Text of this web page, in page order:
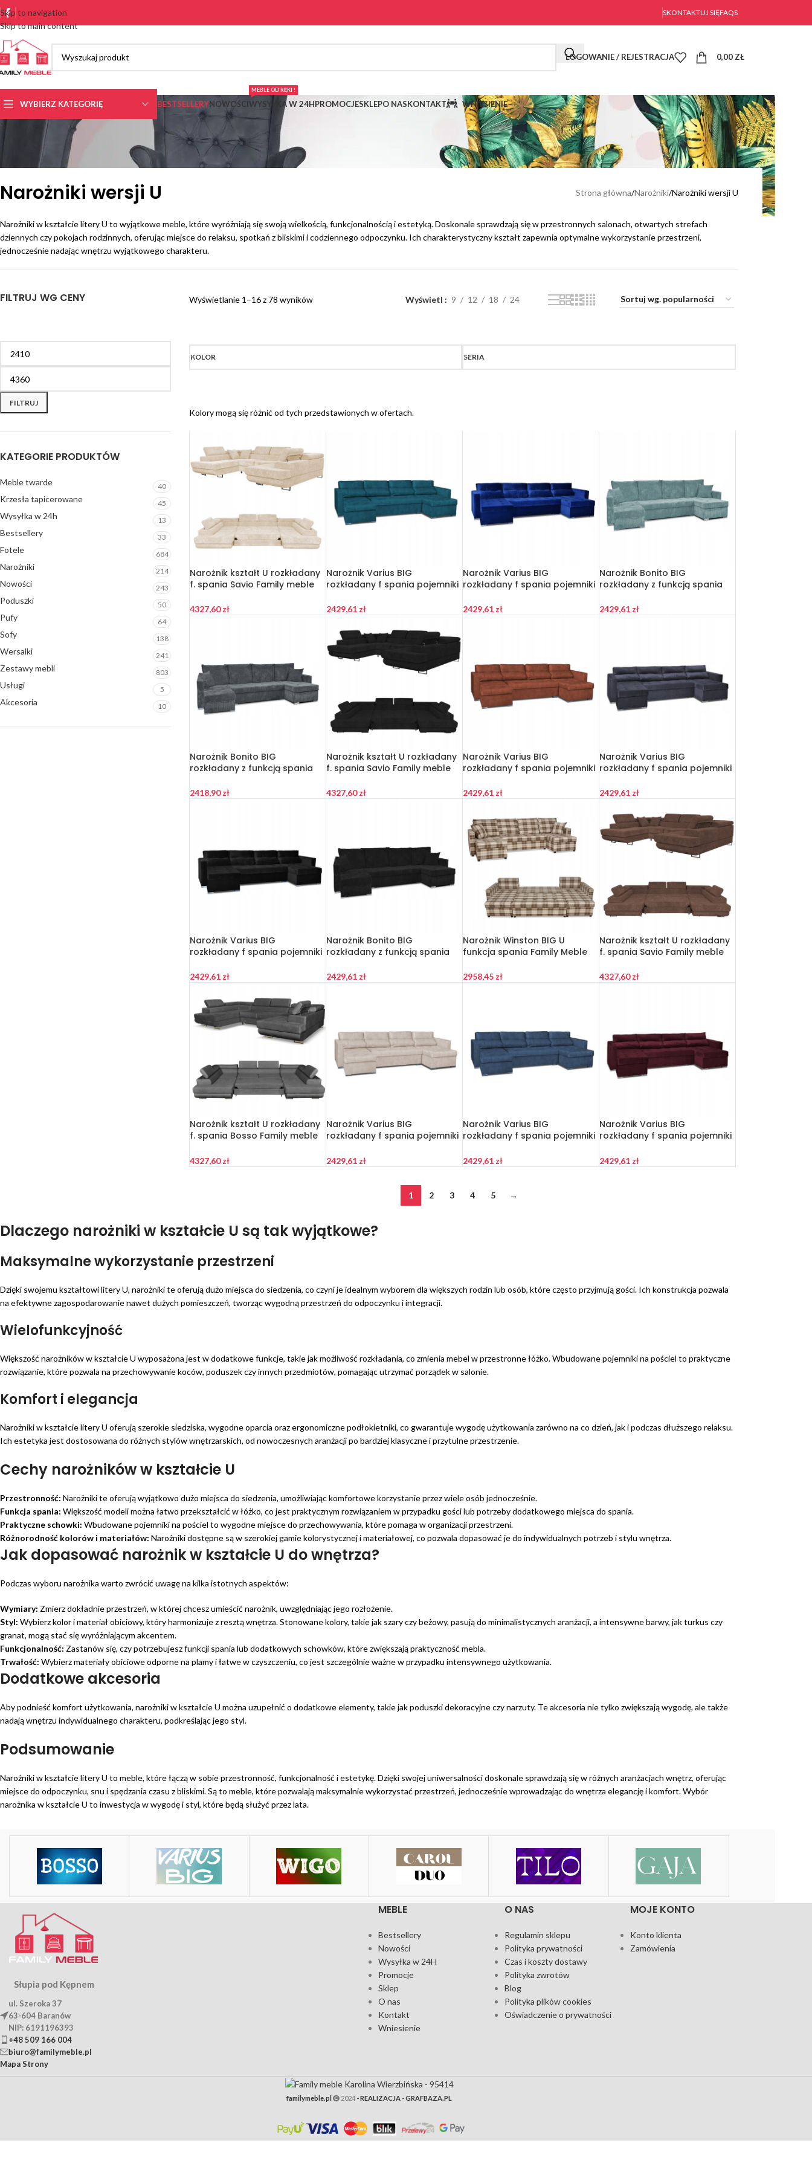
Skip to navigation
Skip to main content
SKONTAKTUJ SIĘFAQS
LOGOWANIE / REJESTRACJA 0,00 ZŁ
WYBIERZ KATEGORIĘ BESTSELLERYNOWOŚCIWYSYŁKA W 24H
MEBLE OD RĘKI !
PROMOCJESKLEPO NASKONTAKT WNIESIENIE
Narożniki wersji U Strona główna Narożniki Narożniki wersji U
Narożniki w kształcie litery U to wyjątkowe meble, które wyróżniają się swoją wielkością, funkcjonalnością i estetyką. Doskonale sprawdzają się w przestronnych salonach, otwartych strefach
dziennych czy pokojach rodzinnych, oferując miejsce do relaksu, spotkań z bliskimi i codziennego odpoczynku. Ich charakterystyczny kształt zapewnia optymalne wykorzystanie przestrzeni,
jednocześnie nadając wnętrzu wyjątkowego charakteru.
FILTRUJ WG CENY
FILTRUJ
KATEGORIE PRODUKTÓW
Meble twarde 40
Krzesła tapicerowane 45
Wysyłka w 24h 13
Bestsellery 33
Fotele 684
Narożniki 214
Nowości 243
Poduszki 50
Pufy 64
Sofy 138
Wersalki 241
Zestawy mebli 803
Usługi 5
Akcesoria 10
Wyświetlanie 1–16 z 78 wyników Wyświetl 9 12 18 24
KOLOR SERIA
Kolory mogą się różnić od tych przedstawionych w ofertach.
Narożnik kształt U rozkładany
f. spania Savio Family meble
4327,60zł
Narożnik Varius BIG
rozkładany f spania pojemniki
2429,61 zł
Narożnik Varius BIG
rozkładany f spania pojemniki
2429,61 zł
Narożnik Bonito BIG
rozkładany z funkcją spania
2429,61 zł
Narożnik Bonito BIG
rozkładany z funkcją spania
2418,90zł
Narożnik kształt U rozkładany
f. spania Savio Family meble
4327,60zł
Narożnik Varius BIG
rozkładany f spania pojemniki
2429,61 zł
Narożnik Varius BIG
rozkładany f spania pojemniki
2429,61 zł
Narożnik Varius BIG
rozkładany f spania pojemniki
2429,61 zł
Narożnik Bonito BIG
rozkładany z funkcją spania
2429,61 zł
Narożnik Winston BIG U
funkcja spania Family Meble
2958,45 zł
Narożnik kształt U rozkładany
f. spania Savio Family meble
4327,60zł
Narożnik kształt U rozkładany
f. spania Bosso Family meble
4327,60zł
Narożnik Varius BIG
rozkładany f spania pojemniki
2429,61 zł
Narożnik Varius BIG
rozkładany f spania pojemniki
2429,61 zł
Narożnik Varius BIG
rozkładany f spania pojemniki
2429,61 zł
1 2 3 4 5 →
Dlaczego narożniki w kształcie U są tak wyjątkowe?
Maksymalne wykorzystanie przestrzeni
Dzięki swojemu kształtowi litery U, narożniki te oferują dużo miejsca do siedzenia, co czyni je idealnym wyborem dla większych rodzin lub osób, które często przyjmują gości. Ich konstrukcja pozwala
na efektywne zagospodarowanie nawet dużych pomieszczeń, tworząc wygodną przestrzeń do odpoczynku i integracji.
Wielofunkcyjność
Większość narożników w kształcie U wyposażona jest w dodatkowe funkcje, takie jak możliwość rozkładania, co zmienia mebel w przestronne łóżko. Wbudowane pojemniki na pościel to praktyczne
rozwiązanie, które pozwala na przechowywanie koców, poduszek czy innych przedmiotów, pomagając utrzymać porządek w salonie.
Komfort i elegancja
Narożniki w kształcie litery U oferują szerokie siedziska, wygodne oparcia oraz ergonomiczne podłokietniki, co gwarantuje wygodę użytkowania zarówno na co dzień, jak i podczas dłuższego relaksu.
Ich estetyka jest dostosowana do różnych stylów wnętrzarskich, od nowoczesnych aranżacji po bardziej klasyczne i przytulne przestrzenie.
Cechy narożników w kształcie U
Przestronność: Narożniki te oferują wyjątkowo dużo miejsca do siedzenia, umożliwiając komfortowe korzystanie przez wiele osób jednocześnie.
Funkcja spania: Większość modeli można łatwo przekształcić w łóżko, co jest praktycznym rozwiązaniem w przypadku gości lub potrzeby dodatkowego miejsca do spania.
Praktyczne schowki: Wbudowane pojemniki na pościel to wygodne miejsce do przechowywania, które pomaga w organizacji przestrzeni.
Różnorodność kolorów i materiałów: Narożniki dostępne są w szerokiej gamie kolorystycznej i materiałowej, co pozwala dopasować je do indywidualnych potrzeb i stylu wnętrza.
Jak dopasować narożnik w kształcie U do wnętrza?
Podczas wyboru narożnika warto zwrócić uwagę na kilka istotnych aspektów:
Wymiary: Zmierz dokładnie przestrzeń, w której chcesz umieścić narożnik, uwzględniając jego rozłożenie.
Styl: Wybierz kolor i materiał obiciowy, który harmonizuje z resztą wnętrza. Stonowane kolory, takie jak szary czy beżowy, pasują do minimalistycznych aranżacji, a intensywne barwy, jak turkus czy
granat, mogą stać się wyróżniającym akcentem.
Funkcjonalność: Zastanów się, czy potrzebujesz funkcji spania lub dodatkowych schowków, które zwiększają praktyczność mebla.
Trwałość: Wybierz materiały obiciowe odporne na plamy i łatwe w czyszczeniu, co jest szczególnie ważne w przypadku intensywnego użytkowania.
Dodatkowe akcesoria
Aby podnieść komfort użytkowania, narożniki w kształcie U można uzupełnić o dodatkowe elementy, takie jak poduszki dekoracyjne czy narzuty. Te akcesoria nie tylko zwiększają wygodę, ale także
nadają wnętrzu indywidualnego charakteru, podkreślając jego styl.
Podsumowanie
Narożniki w kształcie litery U to meble, które łączą w sobie przestronność, funkcjonalność i estetykę. Dzięki swojej uniwersalności doskonale sprawdzają się w różnych aranżacjach wnętrz, oferując
miejsce do odpoczynku, snu i spędzania czasu z bliskimi. Są to meble, które pozwalają maksymalnie wykorzystać przestrzeń, jednocześnie wprowadzając do wnętrza elegancję i komfort. Wybór
narożnika w kształcie U to inwestycja w wygodę i styl, które będą służyć przez lata.
Słupia pod Kępnem
ul. Szeroka 37
63-604 Baranów
NIP: 6191196393
+48 509 166 004
biuro@familymeble.pl
Mapa Strony
MEBLE
Bestsellery
Nowości
Wysyłka w 24H
Promocje
Sklep
O nas
Kontakt
Wniesienie
O NAS
Regulamin sklepu
Polityka prywatności
Czas i koszty dostawy
Polityka zwrotów
Blog
Polityka plików cookies
Oświadczenie o prywatności
MOJE KONTO
Konto klienta
Zamówienia
familymeble.pl 2024 - REALIZACJA - GRAFBAZA.PL